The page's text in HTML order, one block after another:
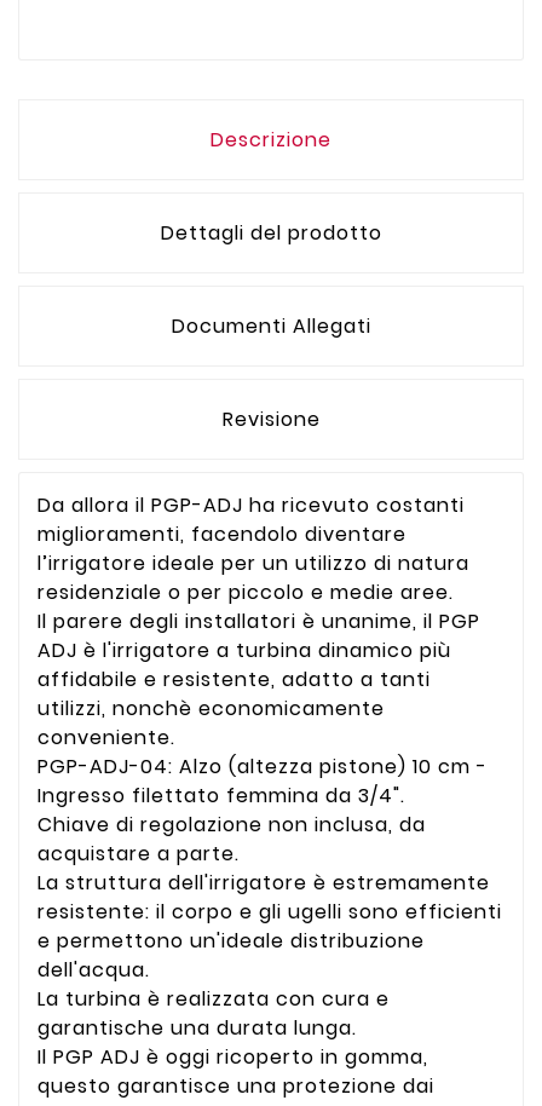
Descrizione
Dettagli del prodotto
Documenti Allegati
Revisione
Da allora il PGP-ADJ ha ricevuto costanti
miglioramenti, facendolo diventare
l’irrigatore ideale per un utilizzo di natura
residenziale o per piccolo e medie aree.
Il parere degli installatori è unanime, il PGP
ADJ è l'irrigatore a turbina dinamico più
affidabile e resistente, adatto a tanti
utilizzi, nonchè economicamente
conveniente.
PGP-ADJ-04: Alzo (altezza pistone) 10 cm -
Ingresso filettato femmina da 3/4".
Chiave di regolazione non inclusa, da
acquistare a parte.
La struttura dell'irrigatore è estremamente
resistente: il corpo e gli ugelli sono efficienti
e permettono un'ideale distribuzione
dell'acqua.
La turbina è realizzata con cura e
garantische una durata lunga.
Il PGP ADJ è oggi ricoperto in gomma,
questo garantisce una protezione dai